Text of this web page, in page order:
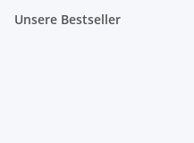
Unsere Bestseller